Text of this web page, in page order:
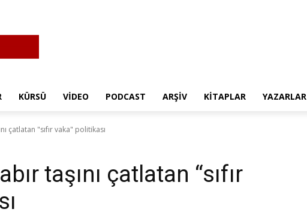
KÜRSÜ VIDEO PODCAST ARŞIV KITAPLAR YAZARLAR
çatlatan "sıfır vaka" politikası
taşını çatlatan “sıfır